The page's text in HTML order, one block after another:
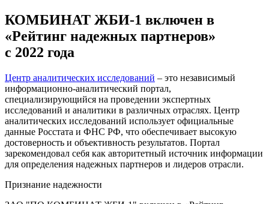
КОМБИНАТ ЖБИ-1 включен в
«Рейтинг надежных партнеров»
с 2022 года
Центр аналитических исследований – это независимый
информационно-аналитический портал,
специализирующийся на проведении экспертных
исследований и аналитики в различных отраслях. Центр
аналитических исследований использует официальные
данные Росстата и ФНС РФ, что обеспечивает высокую
достоверность и объективность результатов. Портал
зарекомендовал себя как авторитетный источник информации
для определения надежных партнеров и лидеров отрасли.
Признание надежности